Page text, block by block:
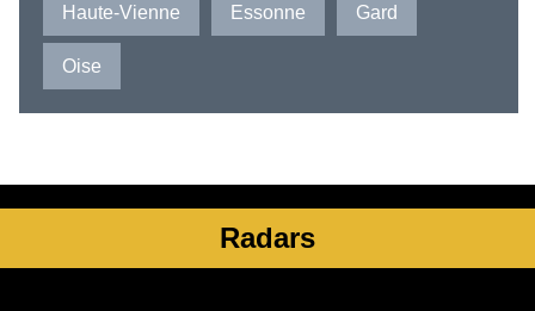
Haute-Vienne Essonne Gard
Oise
Radars